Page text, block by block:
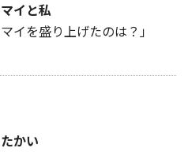
イと私
イを盛り上げたのは？」
かい